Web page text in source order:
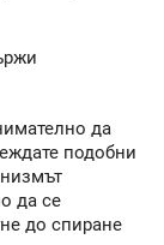
да
подобни
да се
до спиране